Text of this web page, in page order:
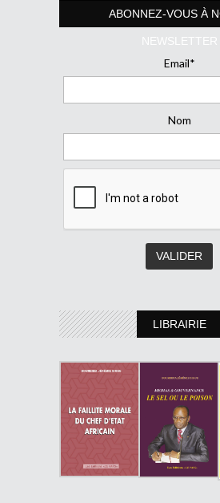
ABONNEZ-VOUS À
NEWSLETTER
Email*
Nom
LIBRAIRIE